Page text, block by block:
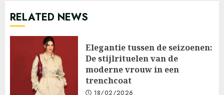
RELATED NEWS
Elegantie tussen de seizoenen:
De stijlrituelen van de
moderne vrouw in een
trenchcoat
18/02/2026